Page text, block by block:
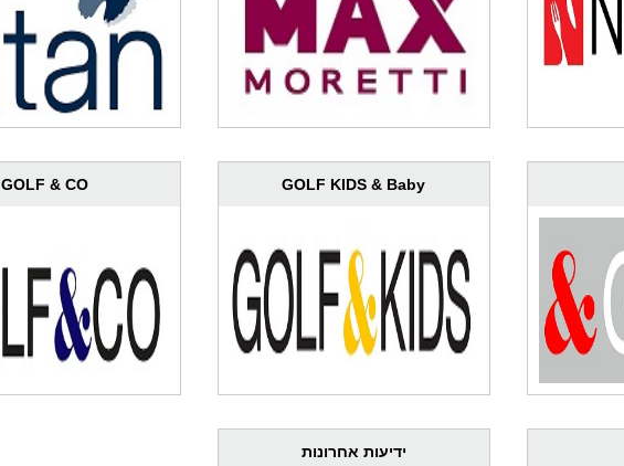
GOLF KIDS & Baby
GOLF & CO
ידיעות אחרונות